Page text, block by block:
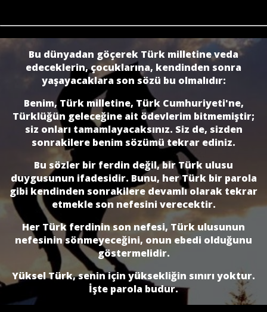
Bu dünyadan göçerek Türk milletine veda
edeceklerin, çocuklarına, kendinden sonra
yaşayacaklara son sözü bu olmalıdır:
Benim, Türk milletine, Türk Cumhuriyeti'ne,
Türklüğün geleceğine ait ödevlerim bitmemiştir;
siz onları tamamlayacaksınız. Siz de, sizden
sonrakilere benim sözümü tekrar ediniz.
Bu sözler bir ferdin değil, bir Türk ulusu
duygusunun ifadesidir. Bunu, her Türk bir parola
gibi kendinden sonrakilere devamlı olarak tekrar
etmekle son nefesini verecektir.
Her Türk ferdinin son nefesi, Türk ulusunun
nefesinin sönmeyeceğini, onun ebedi olduğunu
göstermelidir.
Yüksel Türk, senin için yüksekliğin sınırı yoktur.
İşte parola budur.